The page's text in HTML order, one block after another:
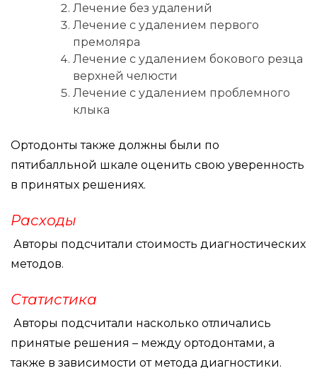
Лечение без удалений
Лечение с удалением первого
премоляра
Лечение с удалением бокового резца
верхней челюсти
Лечение с удалением проблемного
клыка
Ортодонты также должны были по
пятибалльной шкале оценить свою уверенность
в принятых решениях.
Расходы
Авторы подсчитали стоимость диагностических
методов.
Статистика
Авторы подсчитали насколько отличались
принятые решения – между ортодонтами, а
также в зависимости от метода диагностики.